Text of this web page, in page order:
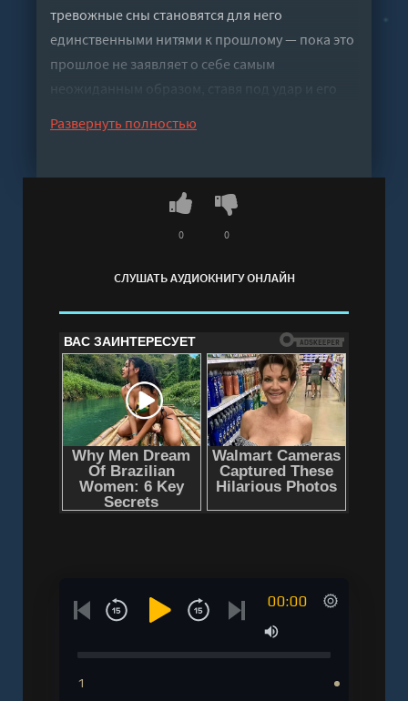
тревожные сны становятся для него
единственными нитями к прошлому — пока это
прошлое не заявляет о себе самым
неожиданным образом, ставя под удар и его
Развернуть полностью
СЛУШАТЬ АУДИОКНИГУ ОНЛАЙН
0 0
00:00
1